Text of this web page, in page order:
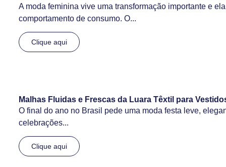
A moda feminina vive uma transformação importante e
comportamento de consumo. O...
Clique aqui
Malhas Fluidas e Frescas da Luara Têxtil para
O final do ano no Brasil pede uma moda festa leve,
celebrações...
Clique aqui